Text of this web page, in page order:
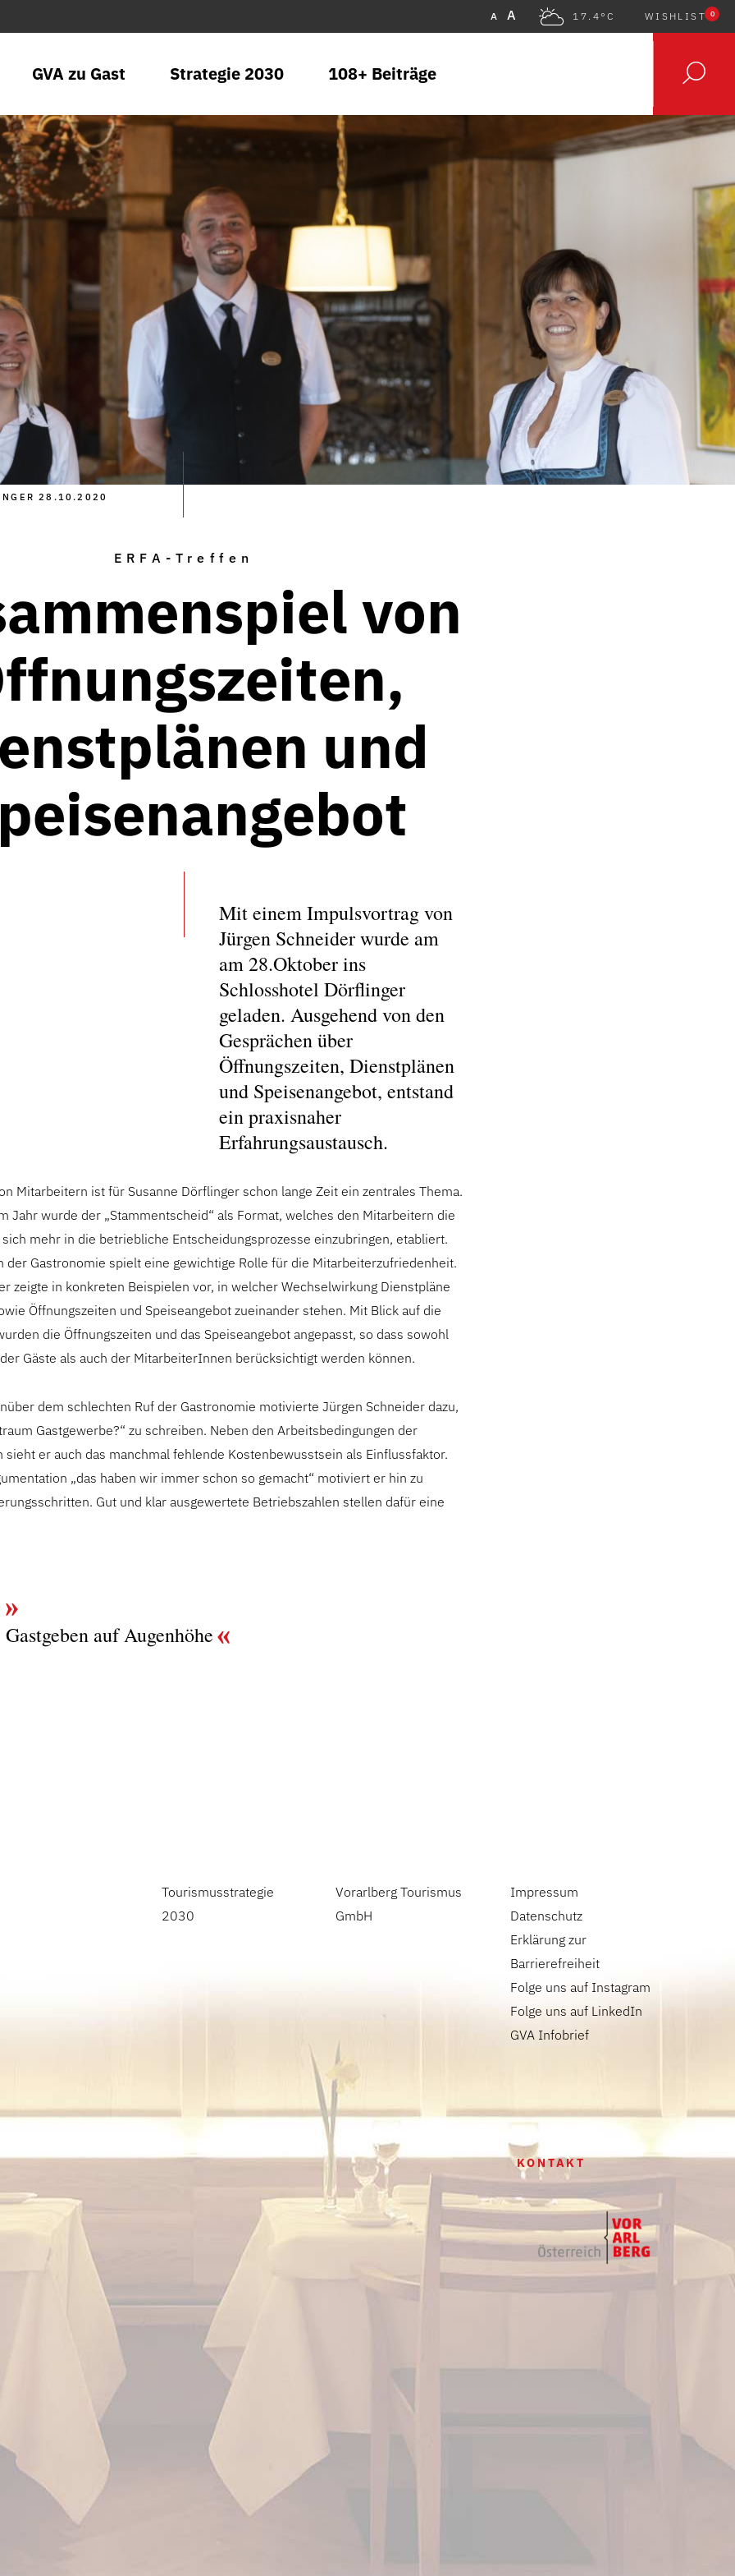
A A 17.4°C WISHLIST 0
GVA zu Gast Strategie 2030 108+ Beiträge
28.10.2020
ERFA-Treffen
von
und
Mit einem Impulsvortrag von
Jürgen Schneider wurde am
am 28.Oktober ins
Schlosshotel Dörflinger
geladen. Ausgehend von den
Gesprächen über
Öffnungszeiten, Dienstplänen
und Speisenangebot, entstand
ein praxisnaher
Erfahrungsaustausch.
Mitarbeitern ist für Susanne Dörflinger schon lange Zeit ein zentrales Thema.
Jahr wurde der „Stammentscheid“ als Format, welches den Mitarbeitern die
mehr in die betriebliche Entscheidungsprozesse einzubringen, etabliert.
der Gastronomie spielt eine gewichtige Rolle für die Mitarbeiterzufriedenheit.
zeigte in konkreten Beispielen vor, in welcher Wechselwirkung Dienstpläne
Öffnungszeiten und Speiseangebot zueinander stehen. Mit Blick auf die
die Öffnungszeiten und das Speiseangebot angepasst, so dass sowohl
Gäste als auch der MitarbeiterInnen berücksichtigt werden können.
dem schlechten Ruf der Gastronomie motivierte Jürgen Schneider dazu,
Gastgewerbe?“ zu schreiben. Neben den Arbeitsbedingungen der
er auch das manchmal fehlende Kostenbewusstsein als Einflussfaktor.
„das haben wir immer schon so gemacht“ motiviert er hin zu
Gut und klar ausgewertete Betriebszahlen stellen dafür eine
Gastgeben auf Augenhöhe
Tourismusstrategie
2030
Vorarlberg Tourismus
GmbH
Impressum
Datenschutz
Erklärung zur
Barrierefreiheit
Folge uns auf Instagram
Folge uns auf LinkedIn
GVA Infobrief
KONTAKT